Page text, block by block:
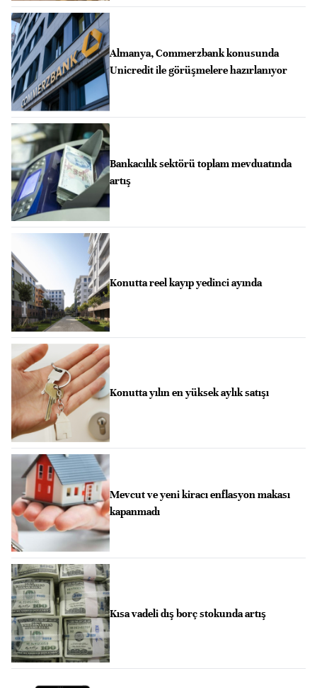
Almanya, Commerzbank konusunda
Unicredit ile görüşmelere hazırlanıyor
Bankacılık sektörü toplam mevduatında
artış
Konutta reel kayıp yedinci ayında
Konutta yılın en yüksek aylık satışı
Mevcut ve yeni kiracı enflasyon makası
kapanmadı
Kısa vadeli dış borç stokunda artış